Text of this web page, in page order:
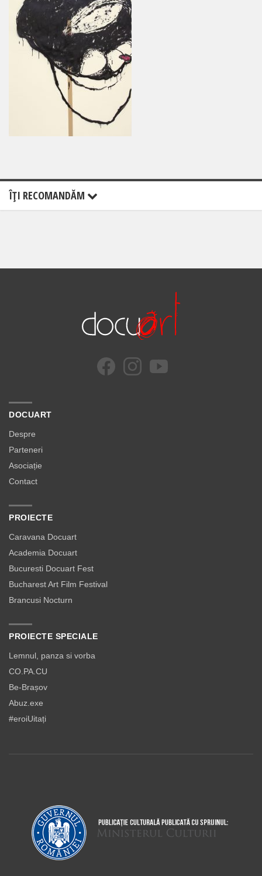
ÎŢI RECOMANDĂM
DOCUART
Despre
Parteneri
Asociație
Contact
PROIECTE
Caravana Docuart
Academia Docuart
Bucuresti Docuart Fest
Bucharest Art Film Festival
Brancusi Nocturn
PROIECTE SPECIALE
Lemnul, panza si vorba
CO.PA.CU
Be-Brașov
Abuz.exe
#eroiUitați